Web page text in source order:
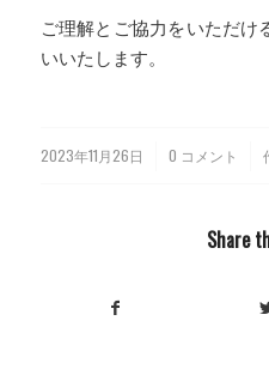
ご理解とご協力をいただけ
いいたします。
2023年11月26日 0 コメント
/
Share